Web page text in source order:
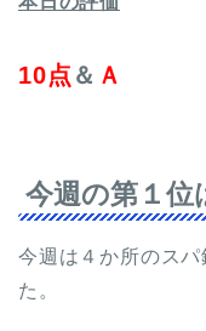
10点 ＆ Ａ
今週の第１位
今週は４か所のス
た。